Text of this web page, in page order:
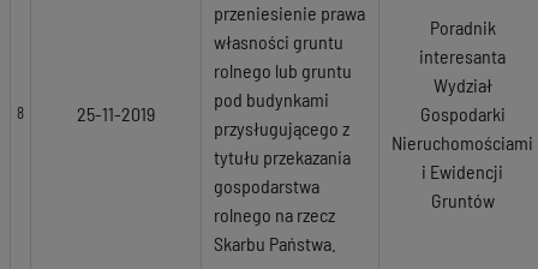
8 25-11-2019
przeniesienie prawa
własności gruntu
rolnego lub gruntu
pod budynkami
przysługującego z
tytułu przekazania
gospodarstwa
rolnego na rzecz
Skarbu Państwa.
Poradnik
interesanta
Wydział
Gospodarki
Nieruchomościami
i Ewidencji
Gruntów